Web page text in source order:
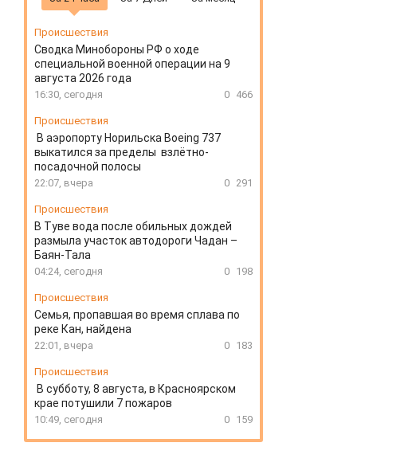
Происшествия
Сводка Минобороны РФ о ходе
специальной военной операции на 9
августа 2026 года
16:30, сегодня 0 466
Происшествия
В аэропорту Норильска Boeing 737
выкатился за пределы взлётно-
посадочной полосы
22:07, вчера 0 291
Происшествия
В Туве вода после обильных дождей
размыла участок автодороги Чадан –
Баян-Тала
04:24, сегодня 0 198
Происшествия
Семья, пропавшая во время сплава по
реке Кан, найдена
22:01, вчера 0 183
Происшествия
В субботу, 8 августа, в Красноярском
крае потушили 7 пожаров
10:49, сегодня 0 159